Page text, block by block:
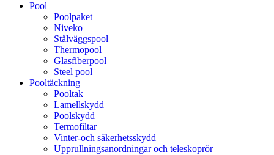
Pool
Poolpaket
Niveko
Stålväggspool
Thermopool
Glasfiberpool
Steel pool
Pooltäckning
Pooltak
Lamellskydd
Poolskydd
Termofiltar
Vinter-och säkerhetsskydd
Upprullningsanordningar och teleskoprör